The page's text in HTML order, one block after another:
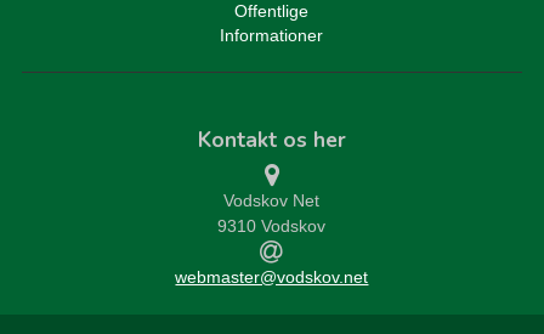
Offentlige
Informationer
Kontakt os her
Vodskov Net
9310 Vodskov
webmaster@vodskov.net